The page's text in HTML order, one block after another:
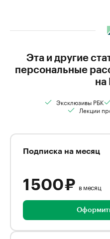
Эта и другие
персональные
на
Эксклюзивы РБК
Лекции
Подписка на месяц
1 500 ₽ в месяц